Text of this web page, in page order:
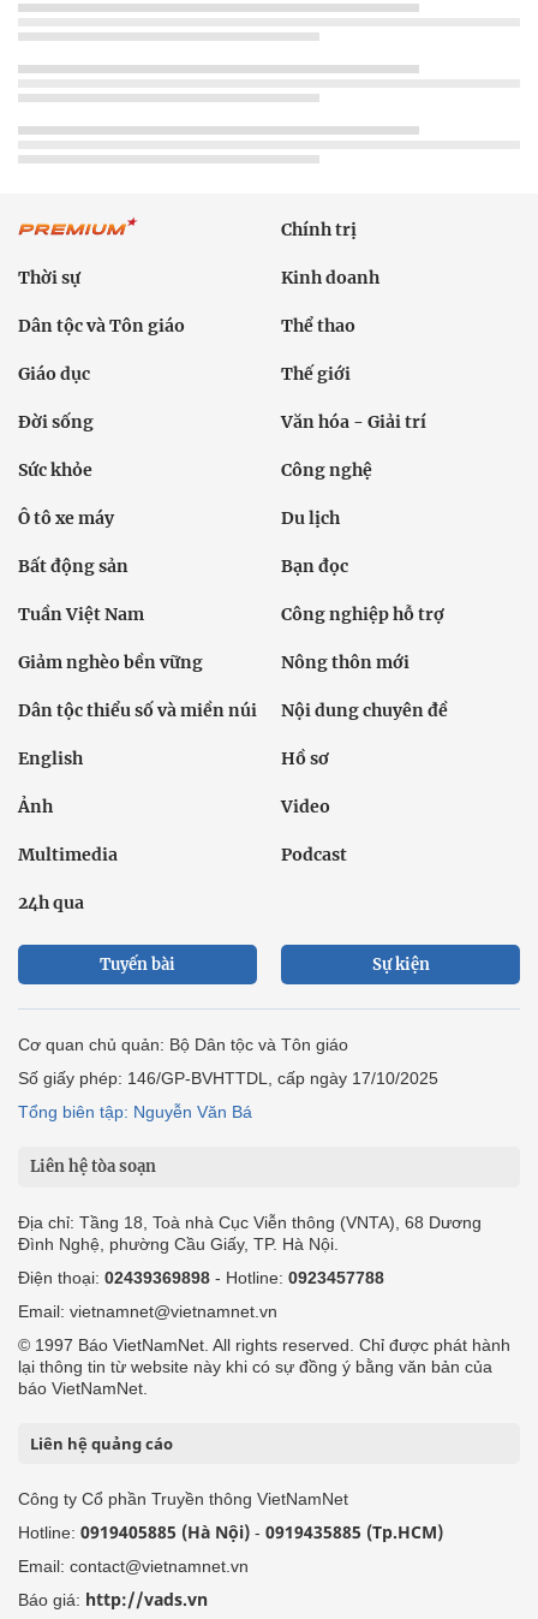
Chính trị
Thời sự Kinh doanh
Dân tộc và Tôn giáo Thể thao
Giáo dục Thế giới
Đời sống Văn hóa - Giải trí
Sức khỏe Công nghệ
Ô tô xe máy Du lịch
Bất động sản Bạn đọc
Tuần Việt Nam Công nghiệp hỗ trợ
Giảm nghèo bền vững Nông thôn mới
Dân tộc thiểu số và miền núi Nội dung chuyên đề
English Hồ sơ
Ảnh Video
Multimedia Podcast
24h qua
Tuyến bài Sự kiện
Cơ quan chủ quản: Bộ Dân tộc và Tôn giáo
Số giấy phép: 146/GP-BVHTTDL, cấp ngày 17/10/2025
Tổng biên tập: Nguyễn Văn Bá
Liên hệ tòa soạn
Địa chỉ: Tầng 18, Toà nhà Cục Viễn thông (VNTA), 68 Dương
Đình Nghệ, phường Cầu Giấy, TP. Hà Nội.
Điện thoại: 02439369898 - Hotline: 0923457788
Email: vietnamnet@vietnamnet.vn
© 1997 Báo VietNamNet. All rights reserved. Chỉ được phát hành
lại thông tin từ website này khi có sự đồng ý bằng văn bản của
báo VietNamNet.
Liên hệ quảng cáo
Công ty Cổ phần Truyền thông VietNamNet
Hotline: 0919405885 (Hà Nội) - 0919435885 (Tp.HCM)
Email: contact@vietnamnet.vn
Báo giá: http://vads.vn